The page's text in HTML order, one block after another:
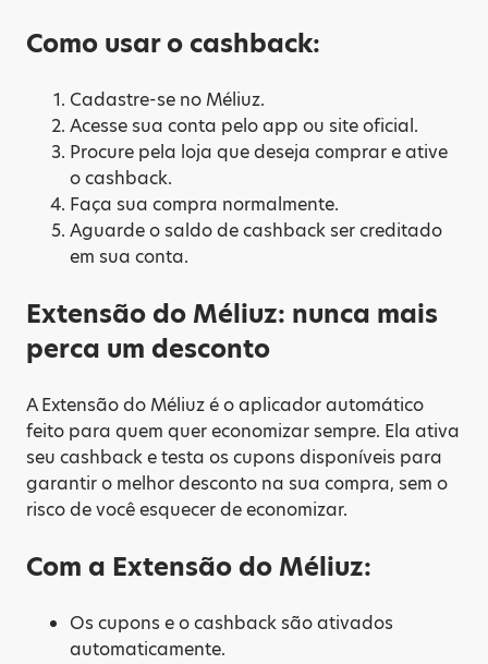
Como usar o cashback:
Cadastre-se no Méliuz.
Acesse sua conta pelo app ou site oficial.
Procure pela loja que deseja comprar e ative
o cashback.
Faça sua compra normalmente.
Aguarde o saldo de cashback ser creditado
em sua conta.
Extensão do Méliuz: nunca mais
perca um desconto
A Extensão do Méliuz é o aplicador automático
feito para quem quer economizar sempre. Ela ativa
seu cashback e testa os cupons disponíveis para
garantir o melhor desconto na sua compra, sem o
risco de você esquecer de economizar.
Com a Extensão do Méliuz:
Os cupons e o cashback são ativados
automaticamente.